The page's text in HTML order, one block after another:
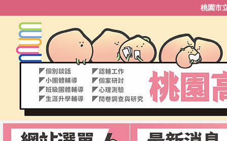
桃園市